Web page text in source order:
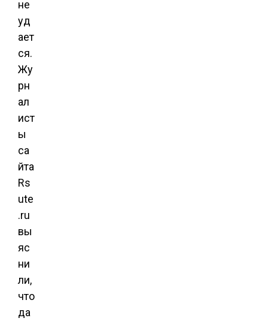
не
уд
ает
ся.
Жу
рн
ал
ист
ы
са
йта
Rs
ute
.ru
вы
яс
ни
ли,
что
да